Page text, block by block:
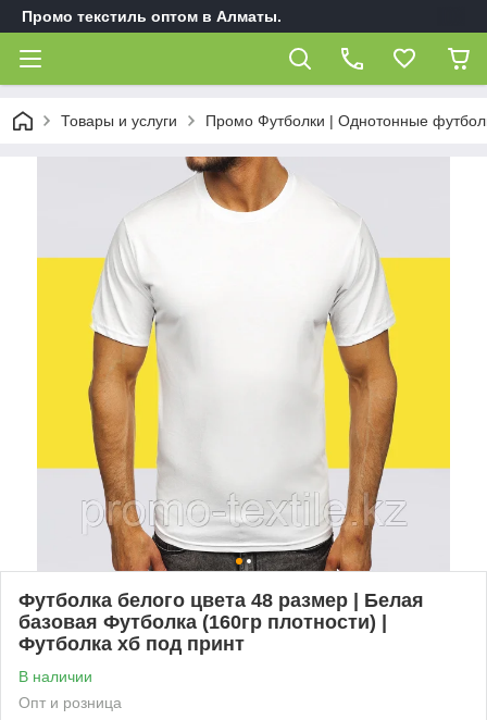
Промо текстиль оптом в Алматы.
Товары и услуги Промо Футболки | Однотонные
Футболка белого цвета 48 размер | Белая
базовая Футболка (160гр плотности) |
Футболка хб под принт
В наличии
Опт и розница